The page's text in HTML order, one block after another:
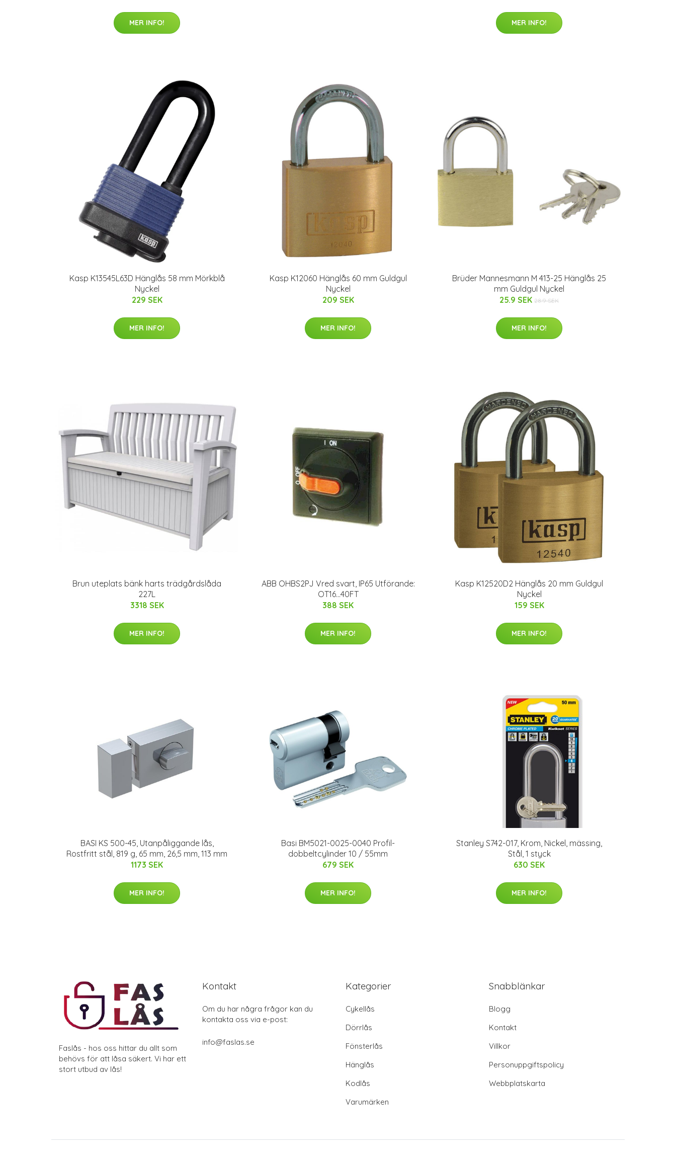
MER INFO! MER INFO!
Kasp K13545L63D Hänglås 58 mm Mörkblå
Nyckel
229 SEK
MER INFO!
Kasp K12060 Hänglås 60 mm Guldgul
Nyckel
209 SEK
MER INFO!
Brüder Mannesmann M 413-25 Hänglås 25
mm Guldgul Nyckel
25.9 SEK 28.9 SEK
MER INFO!
Brun uteplats bänk harts trädgårdslåda
227L
3318 SEK
MER INFO!
ABB OHBS2PJ Vred svart, IP65 Utförande:
OT16...40FT
388 SEK
MER INFO!
Kasp K12520D2 Hänglås 20 mm Guldgul
Nyckel
159 SEK
MER INFO!
BASI KS 500-45, Utanpåliggande lås,
Rostfritt stål, 819 g, 65 mm, 26,5 mm, 113 mm
1173 SEK
MER INFO!
Basi BM5021-0025-0040 Profil-
dobbeltcylinder 10 / 55mm
679 SEK
MER INFO!
Stanley S742-017, Krom, Nickel, mässing,
Stål, 1 styck
630 SEK
MER INFO!
Faslås - hos oss hittar du allt som
behövs för att låsa säkert. Vi har ett
stort utbud av lås!
Kontakt
Om du har några frågor kan du
kontakta oss via e-post:
info@faslas.se
Kategorier
Cykellås
Dörrlås
Fönsterlås
Hänglås
Kodlås
Varumärken
Snabblänkar
Blogg
Kontakt
Villkor
Personuppgiftspolicy
Webbplatskarta